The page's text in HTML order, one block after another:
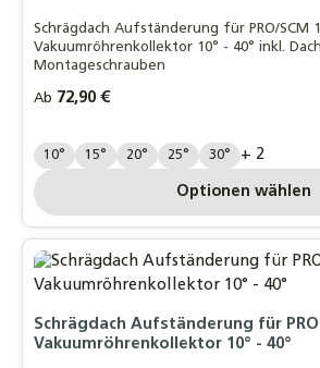
Schrägdach Aufständerung für PRO/SCM
Vakuumröhrenkollektor 10° - 40° inkl.
Montageschrauben
Regulärer Preis:
Ab 72,90 €
Grad:
10° 15° 20° 25° 30° + 2
Optionen wählen
Schrägdach Aufständerung für PRO
Vakuumröhrenkollektor 10° - 40°